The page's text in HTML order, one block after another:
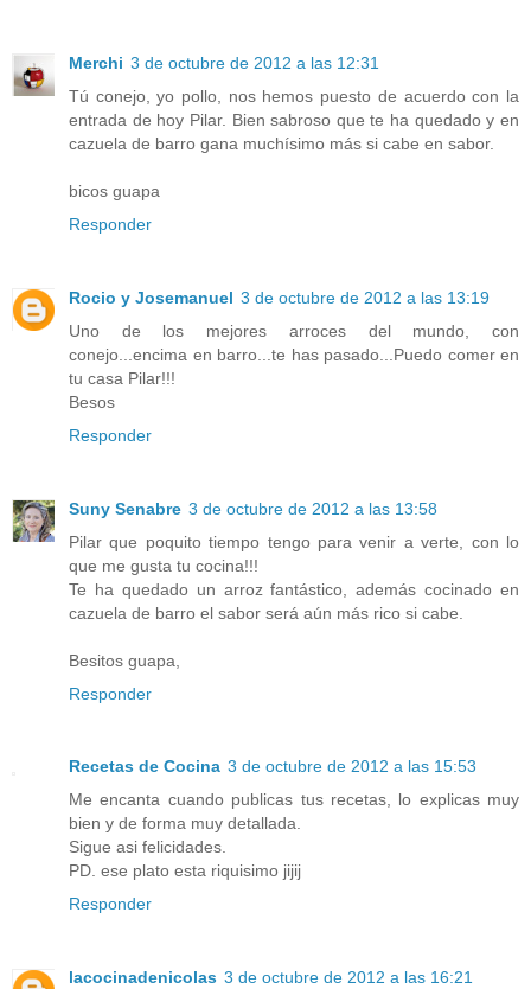
Merchi 3 de octubre de 2012 a las 12:31
Tú conejo, yo pollo, nos hemos puesto de acuerdo con la
entrada de hoy Pilar. Bien sabroso que te ha quedado y en
cazuela de barro gana muchísimo más si cabe en sabor.
bicos guapa
Responder
Rocio y Josemanuel 3 de octubre de 2012 a las 13:19
Uno de los mejores arroces del mundo, con
conejo...encima en barro...te has pasado...Puedo comer en
tu casa Pilar!!!
Besos
Responder
Suny Senabre 3 de octubre de 2012 a las 13:58
Pilar que poquito tiempo tengo para venir a verte, con lo
que me gusta tu cocina!!!
Te ha quedado un arroz fantástico, además cocinado en
cazuela de barro el sabor será aún más rico si cabe.
Besitos guapa,
Responder
Recetas de Cocina 3 de octubre de 2012 a las 15:53
Me encanta cuando publicas tus recetas, lo explicas muy
bien y de forma muy detallada.
Sigue asi felicidades.
PD. ese plato esta riquisimo jijij
Responder
lacocinadenicolas 3 de octubre de 2012 a las 16:21